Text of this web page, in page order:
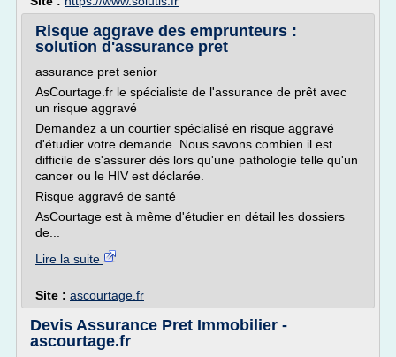
Risque aggrave des emprunteurs :
solution d'assurance pret
assurance pret senior
AsCourtage.fr le spécialiste de l'assurance de prêt avec
un risque aggravé
Demandez a un courtier spécialisé en risque aggravé
d'étudier votre demande. Nous savons combien il est
difficile de s'assurer dès lors qu'une pathologie telle qu'un
cancer ou le HIV est déclarée.
Risque aggravé de santé
AsCourtage est à même d'étudier en détail les dossiers
de...
Lire la suite
Site : ascourtage.fr
Devis Assurance Pret Immobilier -
ascourtage.fr